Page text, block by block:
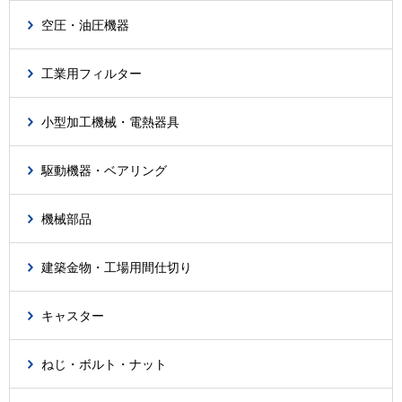
空圧・油圧機器
工業用フィルター
小型加工機械・電熱器具
駆動機器・ベアリング
機械部品
建築金物・工場用間仕切り
キャスター
ねじ・ボルト・ナット